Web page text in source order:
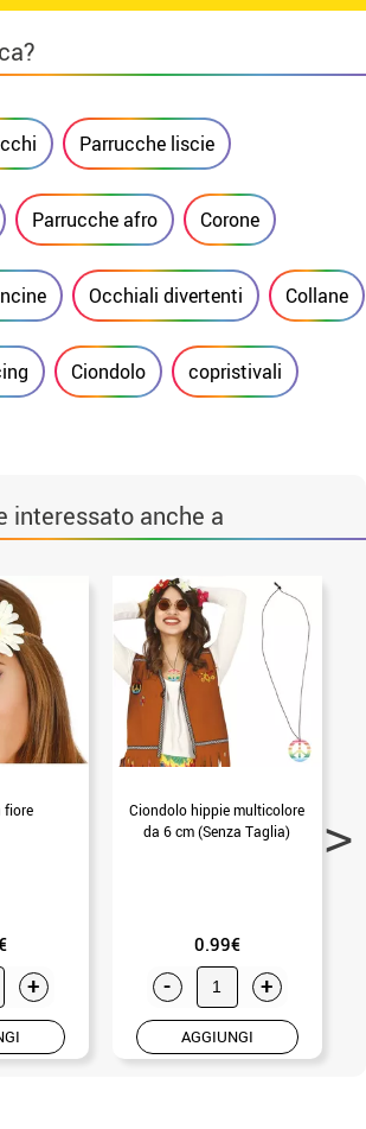
Parrucche liscie
Parrucche afro Corone
Occhiali divertenti Collane
Ciondolo copristivali
interessato anche a
fiore
+
Ciondolo hippie multicolore
da 6 cm (Senza Taglia)
0.99€
- +
AGGIUNGI